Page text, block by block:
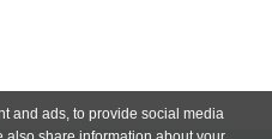
and ads, to provide social media